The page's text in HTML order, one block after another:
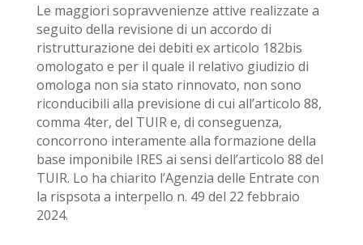
Le maggiori sopravvenienze attive realizzate a
seguito della revisione di un accordo di
ristrutturazione dei debiti ex articolo 182­bis
omologato e per il quale il relativo giudizio di
omologa non sia stato rinnovato, non sono
riconducibili alla previsione di cui all’articolo 88,
comma 4­ter, del TUIR e, di conseguenza,
concorrono interamente alla formazione della
base imponibile IRES ai sensi dell’articolo 88 del
TUIR. Lo ha chiarito l’Agenzia delle Entrate con
la rispsota a interpello n. 49 del 22 febbraio
2024.